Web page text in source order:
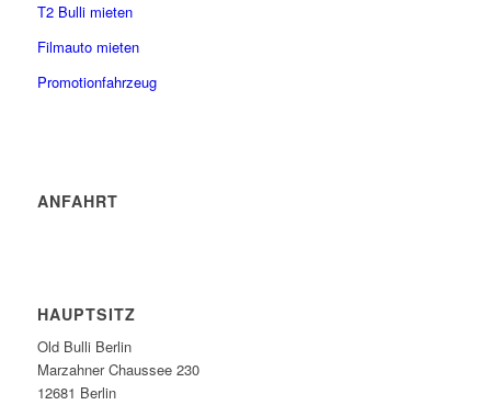
T2 Bulli mieten
Filmauto mieten
Promotionfahrzeug
ANFAHRT
HAUPTSITZ
Old Bulli Berlin
Marzahner Chaussee 230
12681 Berlin